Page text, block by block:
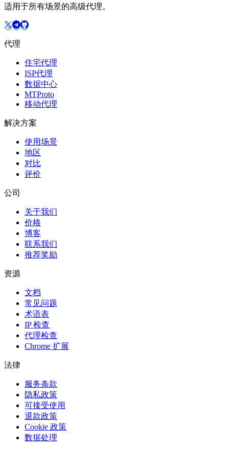
适用于所有场景的高级代理。
代理
住宅代理
ISP代理
数据中心
MTProto
移动代理
解决方案
使用场景
地区
对比
评价
公司
关于我们
价格
博客
联系我们
推荐奖励
资源
文档
常见问题
术语表
IP 检查
代理检查
Chrome 扩展
法律
服务条款
隐私政策
可接受使用
退款政策
Cookie 政策
数据处理